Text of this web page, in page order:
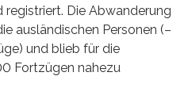
Die Abwanderung
ausländischen Personen (–
und blieb für die
Fortzügen nahezu